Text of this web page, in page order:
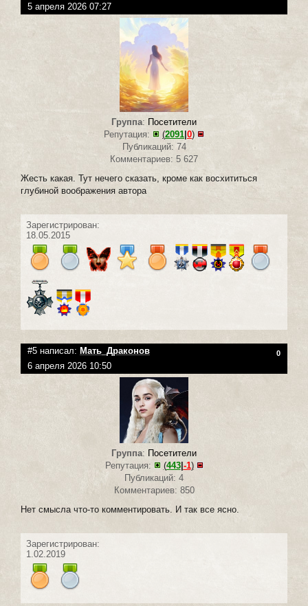
5 апреля 2026 07:27
Группа: Посетители
Репутация:
(2091 0)
Публикаций: 74
Комментариев: 5 627
Жесть какая. Тут нечего сказать, кроме как восхититься
глубиной воображения автора
Зарегистрирован:
18.05.2015
#5 написал: Мать_Драконов 0
6 апреля 2026 10:50
Группа: Посетители
Репутация:
(443| -1)
Публикаций: 4
Комментариев: 850
Нет смысла что-то комментировать. И так все ясно.
Зарегистрирован:
1.02.2019